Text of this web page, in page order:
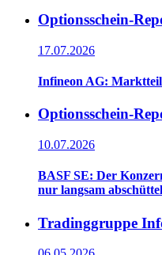
Optionsschein-
17.07.2026
Infineon AG:
Optionsschein-
10.07.2026
BASF SE: Der
nur langsam
Tradinggruppe